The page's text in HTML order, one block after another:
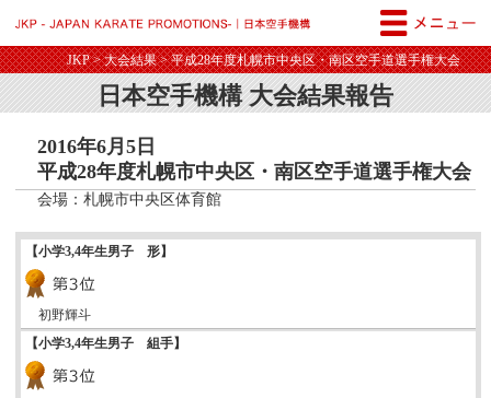
JKP>大会結果> 平成28年度札幌市中央区・南区空手道選手権大会
日本空手機構 大会結果報告
2016年6月5日
平成28年度札幌市中央区・南区空手道選手権大会
会場：札幌市中央区体育館
【小学3,4年生男子 形】
初野輝斗
【小学3,4年生男子 組手】